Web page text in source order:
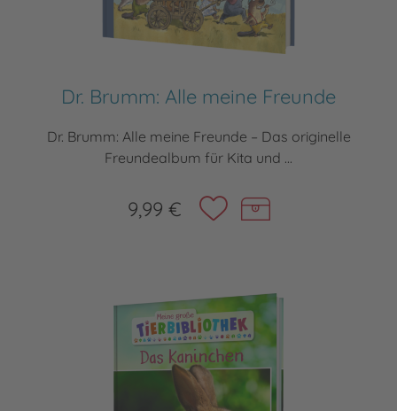
Dr. Brumm: Alle meine Freunde
Dr. Brumm: Alle meine Freunde – Das originelle
Freundealbum für Kita und ...
9,99 €